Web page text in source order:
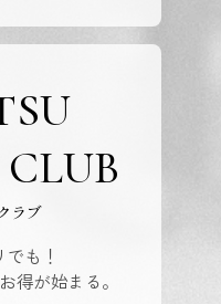
ラブ
も！
得が始まる。